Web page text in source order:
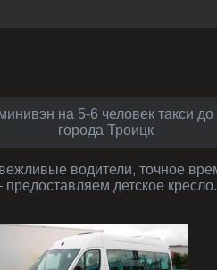
на 5-6 человек такси до
города Троицк
детское кресло.